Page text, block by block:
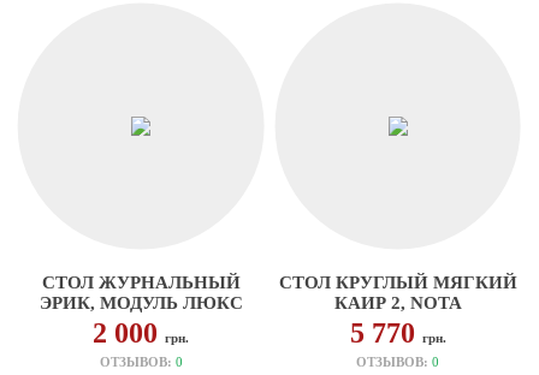
СТОЛ ЖУРНАЛЬНЫЙ
ЭРИК, МОДУЛЬ ЛЮКС
2 000грн.
ОТЗЫВОВ: 0
СТОЛ КРУГЛЫЙ МЯГКИЙ
КАИР 2, NOTA
5 770 грн.
ОТЗЫВОВ:0